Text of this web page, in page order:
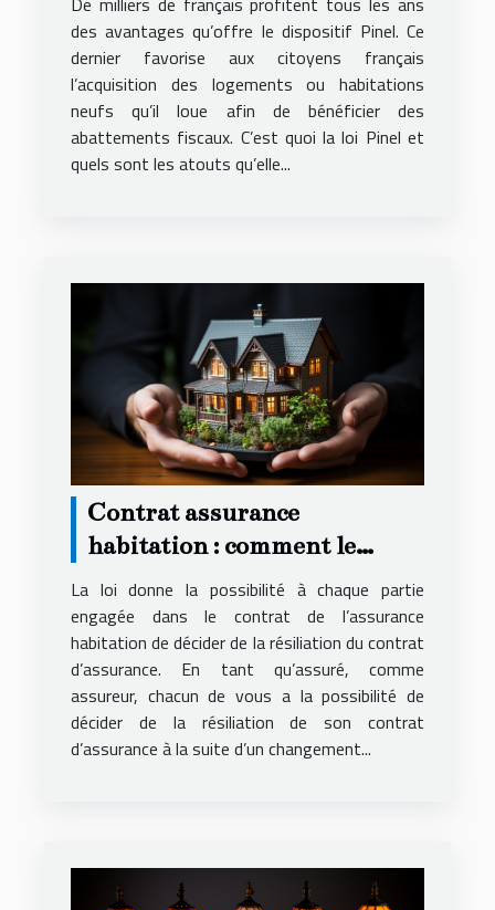
des avantages qu’offre le dispositif Pinel. Ce
dernier favorise aux citoyens français
l’acquisition des logements ou habitations
neufs qu’il loue afin de bénéficier des
abattements fiscaux. C’est quoi la loi Pinel et
quels sont les atouts qu’elle...
Contrat assurance
habitation : comment le
résilier ?
La loi donne la possibilité à chaque partie
engagée dans le contrat de l’assurance
habitation de décider de la résiliation du contrat
d’assurance. En tant qu’assuré, comme
assureur, chacun de vous a la possibilité de
décider de la résiliation de son contrat
d’assurance à la suite d’un changement...